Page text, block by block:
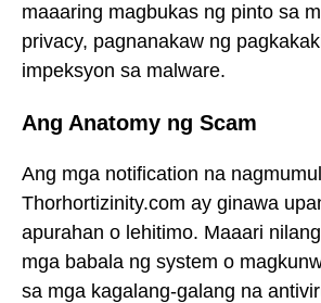
maaaring magbukas ng pinto sa
privacy, pagnanakaw ng
impeksyon sa malware.
Ang Anatomy ng Scam
Ang mga notification na
Thorhortizinity.com ay ginawa
apurahan o lehitimo. Maaari
mga babala ng system o
sa mga kagalang-galang na